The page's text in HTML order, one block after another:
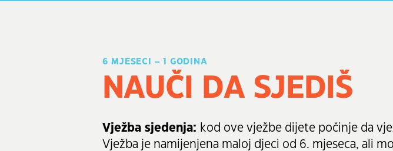
6 MJESECI – 1 GODINA
NAUČI DA SJEDIŠ
Vježba sjedenja: kod ove vježbe dijete počinje da
Vježba je namijenjena maloj djeci od 6. mjeseca, ali